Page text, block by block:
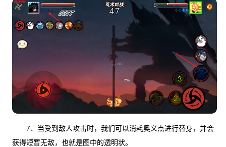
7、当受到敌人攻击时，我们可以消耗奥义点进行替身，并会
获得短暂无敌，也就是图中的透明状。